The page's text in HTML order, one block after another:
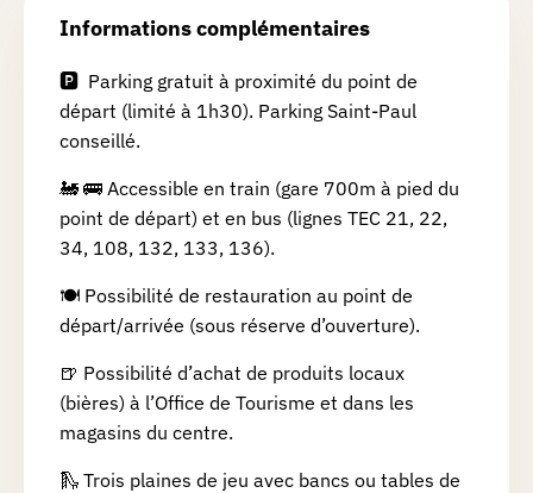
Informations complémentaires
🅿️ Parking gratuit à proximité du point de
départ (limité à 1h30). Parking Saint-Paul
conseillé.
🚂 🚌 Accessible en train (gare 700m à pied du
point de départ) et en bus (lignes TEC 21, 22,
34, 108, 132, 133, 136).
🍽️ Possibilité de restauration au point de
départ/arrivée (sous réserve d’ouverture).
🍺 Possibilité d’achat de produits locaux
(bières) à l’Office de Tourisme et dans les
magasins du centre.
🛝 Trois plaines de jeu avec bancs ou tables de